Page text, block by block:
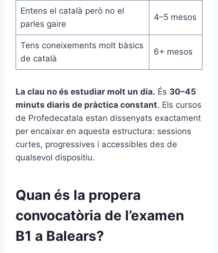
Entens el català però no el
parles gaire
4–5 mesos
Tens coneixements molt bàsics
de català
6+ mesos
La clau no és estudiar molt un dia. És 30–45
minuts diaris de pràctica constant. Els cursos
de Profedecatala estan dissenyats exactament
per encaixar en aquesta estructura: sessions
curtes, progressives i accessibles des de
qualsevol dispositiu.
Quan és la propera
convocatòria de l’examen
B1 a Balears?